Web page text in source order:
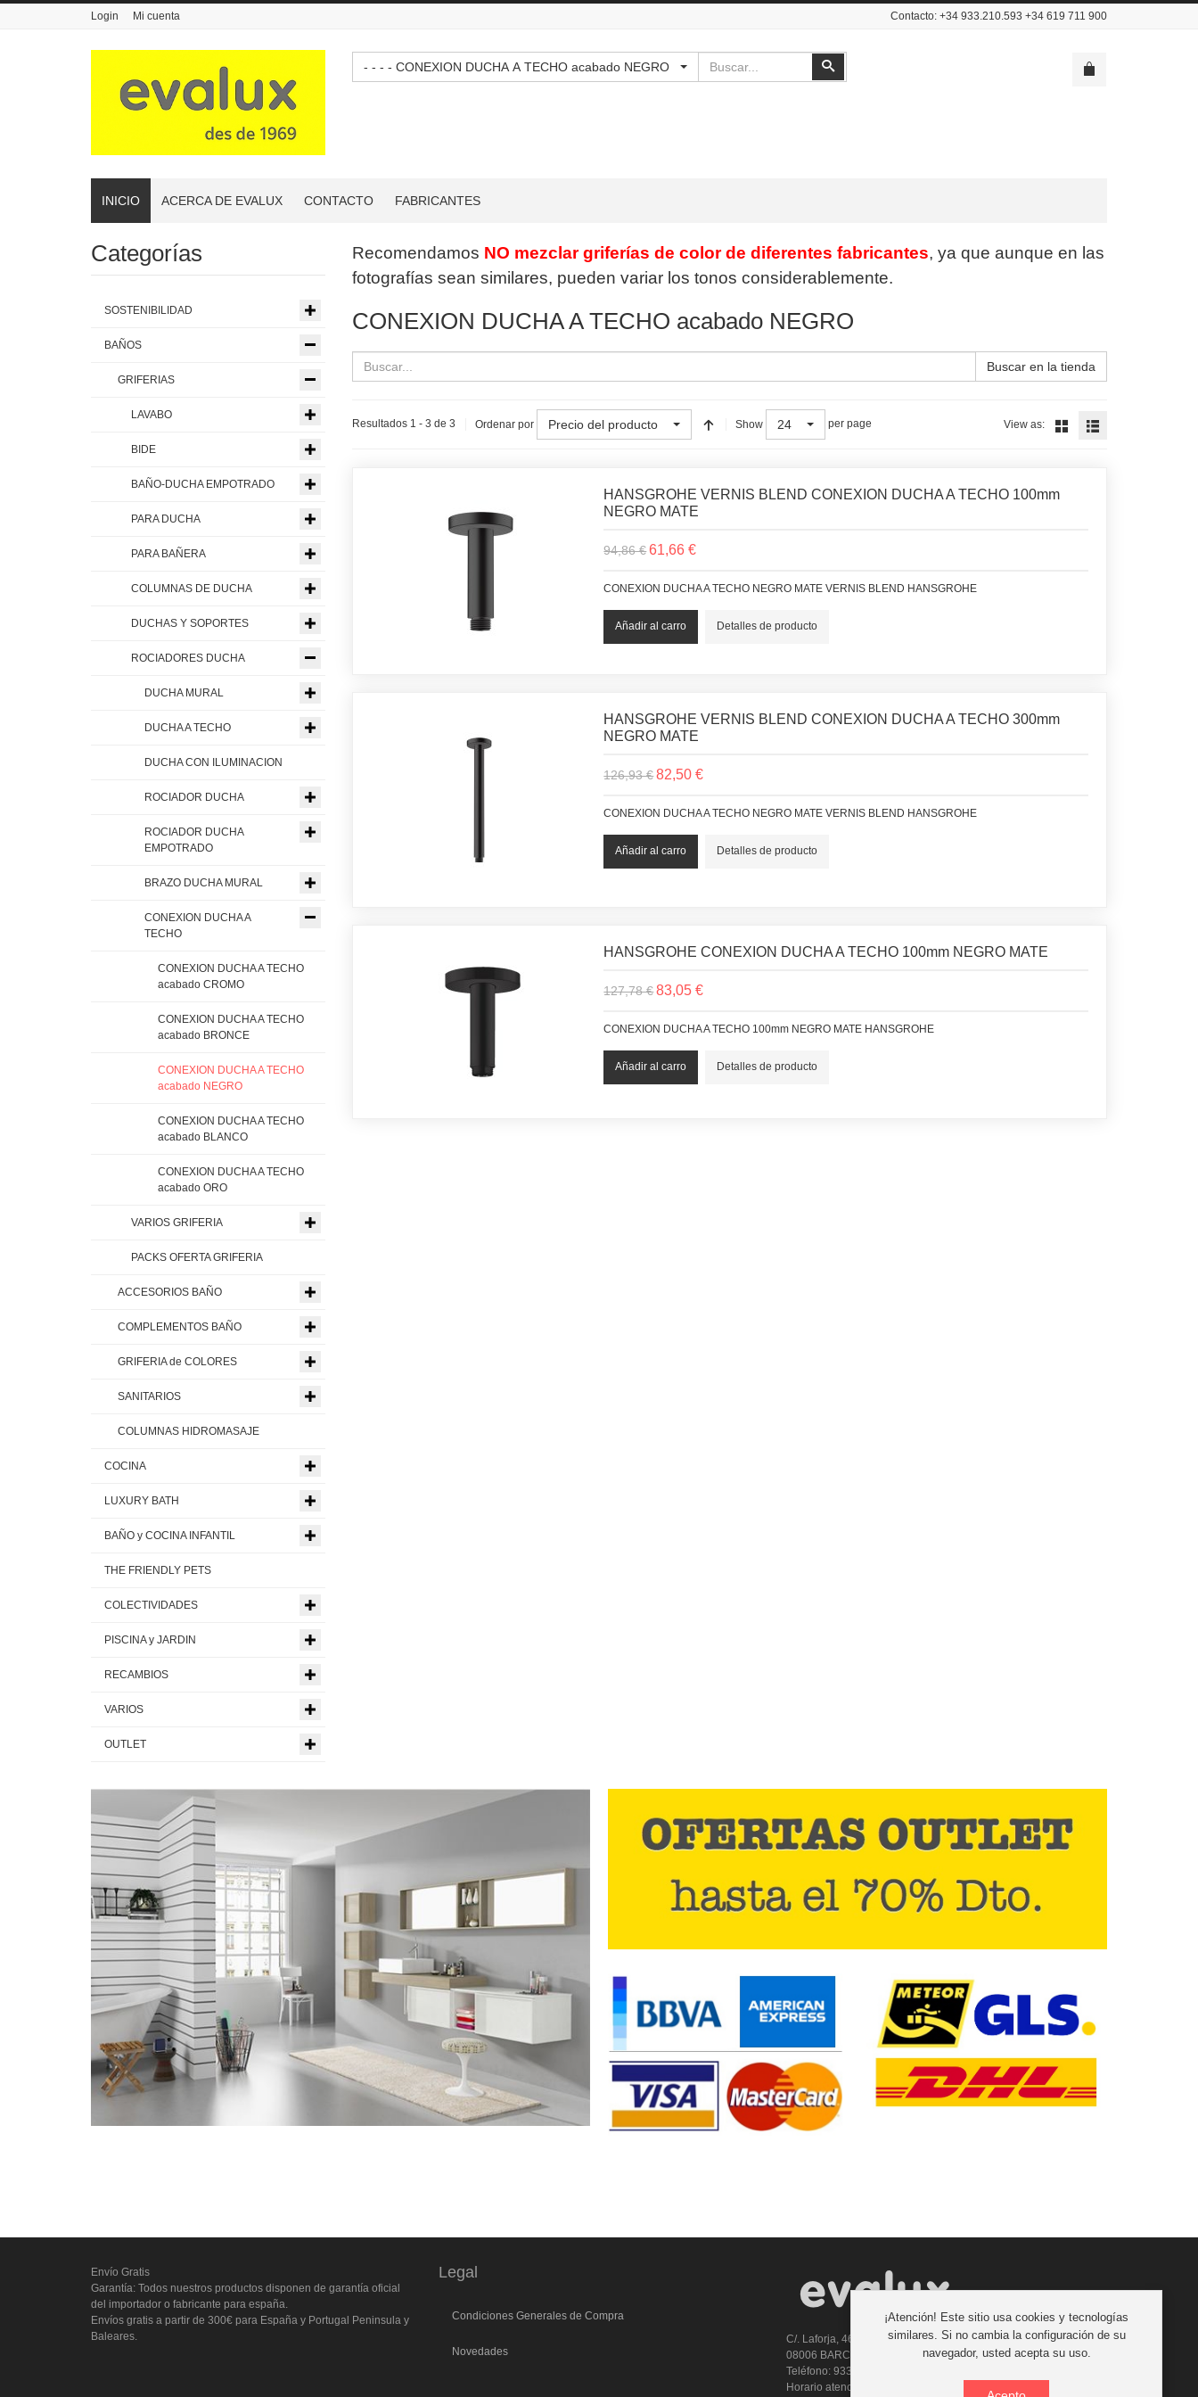
Login Mi cuenta Contacto: +34 933.210.593 +34 619 711 900
- - - - CONEXION DUCHA A TECHO acabado NEGRO Buscar
INICIO ACERCA DE EVALUX CONTACTO FABRICANTES
Recomendamos NO mezclar griferías de color de diferentes fabricantes, ya que aunque en las
fotografías sean similares, pueden variar los tonos considerablemente.
CONEXION DUCHA A TECHO acabado NEGRO
Buscar en la tienda
Resultados 1 - 3 de 3 Ordenar por Precio del producto Show 24 per page View as:
HANSGROHE VERNIS BLEND CONEXION DUCHA A TECHO 100mm
NEGRO MATE
94,86 €61,66 €
CONEXION DUCHA A TECHO NEGRO MATE VERNIS BLEND HANSGROHE
Detalles de producto
HANSGROHE VERNIS BLEND CONEXION DUCHA A TECHO 300mm
NEGRO MATE
126,93 €82,50 €
CONEXION DUCHA A TECHO NEGRO MATE VERNIS BLEND HANSGROHE
Detalles de producto
HANSGROHE CONEXION DUCHA A TECHO 100mm NEGRO MATE
127,78 €83,05 €
CONEXION DUCHA A TECHO 100mm NEGRO MATE HANSGROHE
Detalles de producto
Categorías
SOSTENIBILIDAD
BAÑOS
GRIFERIAS
LAVABO
BIDE
BAÑO-DUCHA EMPOTRADO
PARA DUCHA
PARA BAÑERA
COLUMNAS DE DUCHA
DUCHAS Y SOPORTES
ROCIADORES DUCHA
DUCHA MURAL
DUCHA A TECHO
DUCHA CON ILUMINACION
ROCIADOR DUCHA
ROCIADOR DUCHA
EMPOTRADO
BRAZO DUCHA MURAL
CONEXION DUCHA A
TECHO
CONEXION DUCHA A TECHO
acabado CROMO
CONEXION DUCHA A TECHO
acabado BRONCE
CONEXION DUCHA A TECHO
acabado NEGRO
CONEXION DUCHA A TECHO
acabado BLANCO
CONEXION DUCHA A TECHO
acabado ORO
VARIOS GRIFERIA
PACKS OFERTA GRIFERIA
ACCESORIOS BAÑO
COMPLEMENTOS BAÑO
GRIFERIA de COLORES
SANITARIOS
COLUMNAS HIDROMASAJE
COCINA
LUXURY BATH
BAÑO y COCINA INFANTIL
THE FRIENDLY PETS
COLECTIVIDADES
PISCINA y JARDIN
RECAMBIOS
VARIOS
OUTLET
Envío Gratis
Garantía: Todos nuestros productos disponen de garantía oficial
del importador o fabricante para españa.
Envíos gratis a partir de 300€ para España y Portugal Peninsula y
Baleares.
Legal
Condiciones Generales de Compra
Novedades
C/. Laforja, 46
08006 BARCELONA (ESPAÑA)
Teléfono: 933 210 593 - 619 711 900
Horario atencion telefonica: 9:00 a 14:00 Tardes con cita previa
¡Atención! Este sitio usa cookies y tecnologías
similares. Si no cambia la configuración de su
navegador, usted acepta su uso.